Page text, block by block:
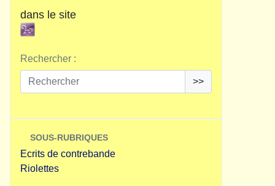
dans le site
Rechercher :
>>
SOUS-RUBRIQUES
Ecrits de contrebande
Riolettes